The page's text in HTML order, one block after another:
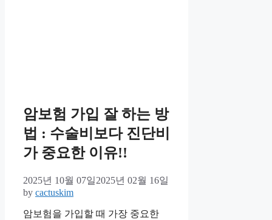
암보험 가입 잘 하는 방
법 : 수술비보다 진단비
가 중요한 이유!!
2025년 10월 07일2025년 02월 16일
by cactuskim
암보험을 가입할 때 가장 중요한